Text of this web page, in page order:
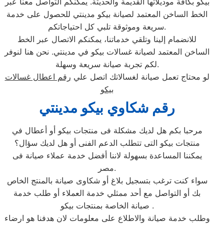
الخط الساخن المعتمد لصيانة بيكو مدينتي للحصول على خدمة
سريعة وموثوقة تلبي كل احتياجاتكم.
للانضمام إلينا وتلقي خدماتنا، يمكنكم الاتصال عبر الخط
الساخن المعتمد لصيانة غسالات بيكو في مدينتي. نحن هنا لنوفر
لكم تجربة صيانة سريعة وسهلة.
لو محتاج تعمل صيانة لغسالاتك اتصل علي رقم اعطال غسالات
بيكو
رقم شكاوي بيكو مدينتي
مرحبا بكم هل لديك مشكلة فى منتجات بيكو أو أعطال في
منتجات بيكو التى تتطلب الدعم الفنى أو هل لديك سؤال؟
يمكننا المساعدة بسهولة لاننا أفضل خدمة عملاء صيانة فى
مصر.
سواء كنت ترغب بتسجيل بلاغ أو شكاوى صيانة بالمنتج الخاص
بك أو التواصل مع أحد ممثلي خدمة العملاء أو طلب خدمة
صيانة الخاصة بمنتجات بيكو .
وطلب خدمة صيانة والاطلاع على معلومات لان هدفنا هو ارضاء